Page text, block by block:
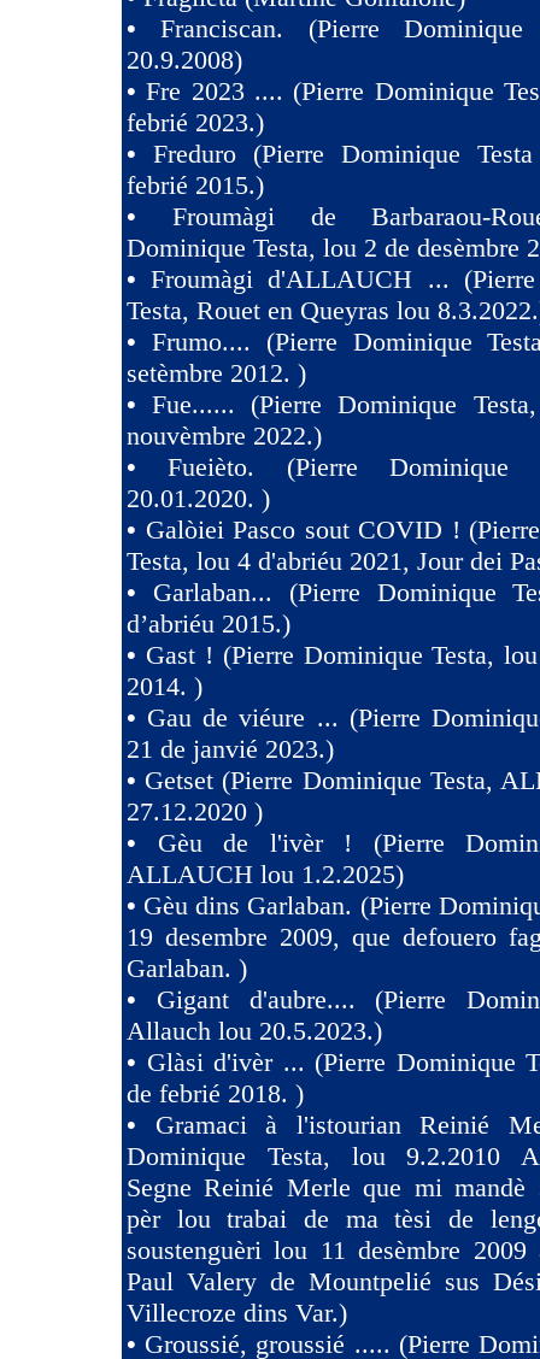
•Franciscan. (Pierre
20.9.2008)
•Fre 2023 .... (Pierre Dominique
febrié 2023.)
• Freduro (Pierre Dominique
febrié 2015.)
• Froumàgi de Barbaraou-
Dominique Testa, lou 2 de desèmbre
•Froumàgi d'ALLAUCH ...
Testa, Rouet en Queyras lou
• Frumo.... (Pierre Dominique
setèmbre 2012. )
•Fue...... (Pierre Dominique
nouvèmbre 2022.)
•Fueièto. (Pierre Dominique
20.01.2020. )
• Galòiei Pasco sout COVID !
Testa, lou 4 d'abriéu 2021, Jour dei
• Garlaban... (Pierre Dominique
d’abriéu 2015.)
• Gast ! (Pierre Dominique Testa,
2014. )
• Gau de viéure ... (Pierre
21 de janvié 2023.)
• Getset (Pierre Dominique Testa,
27.12.2020 )
• Gèu de l'ivèr ! (Pierre
ALLAUCH lou 1.2.2025)
• Gèu dins Garlaban. (Pierre
19 desembre 2009, que defouero
Garlaban. )
• Gigant d'aubre.... (Pierre
Allauch lou 20.5.2023.)
• Glàsi d'ivèr ... (Pierre Dominique
de febrié 2018. )
• Gramaci à l'istourian Reinié
Dominique Testa, lou 9.2.2010
Segne Reinié Merle que mi mandè
pèr lou trabai de ma tèsi de
soustenguèri lou 11 desèmbre
Paul Valery de Mountpelié sus
Villecroze dins Var.)
• Groussié, groussié ..... (Pierre